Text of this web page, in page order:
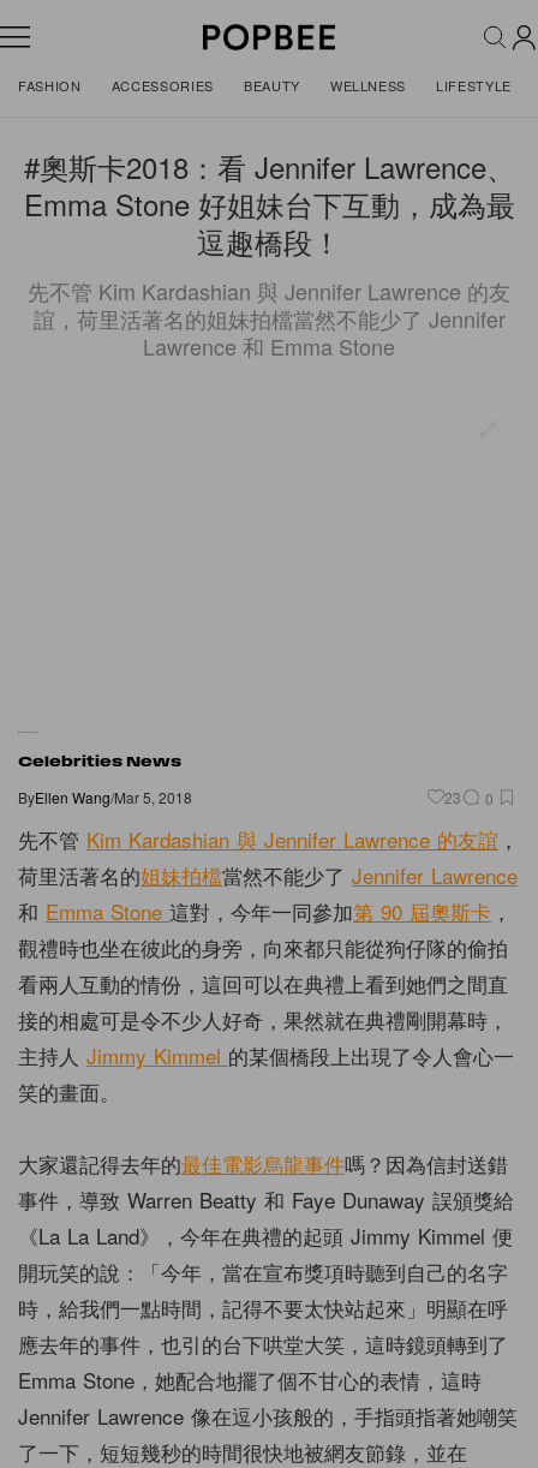
FASHION ACCESSORIES BEAUTY WELLNESS LIFESTYLE
#奧斯卡2018：看 Jennifer Lawrence、
Emma Stone 好姐妹台下互動，成為最
逗趣橋段！
先不管 Kim Kardashian 與 Jennifer Lawrence 的友
誼，荷里活著名的姐妹拍檔當然不能少了 Jennifer
Lawrence 和 Emma Stone
Celebrities News
ByEllen Wang/Mar 5, 2018 23 0
先不管 Kim Kardashian 與 Jennifer Lawrence 的友誼 ，
荷里活著名的姐妹拍檔當然不能少了 Jennifer Lawrence
和 Emma Stone 這對，今年一同參加第 90 屆奧斯卡 ，
觀禮時也坐在彼此的身旁，向來都只能從狗仔隊的偷拍
看兩人互動的情份，這回可以在典禮上看到她們之間直
接的相處可是令不少人好奇，果然就在典禮剛開幕時，
主持人 Jimmy Kimmel 的某個橋段上出現了令人會心一
笑的畫面。
大家還記得去年的最佳電影烏龍事件嗎？因為信封送錯
事件，導致 Warren Beatty 和 Faye Dunaway 誤頒獎給
《La La Land》，今年在典禮的起頭 Jimmy Kimmel 便
開玩笑的說：「今年，當在宣布獎項時聽到自己的名字
時，給我們一點時間，記得不要太快站起來」明顯在呼
應去年的事件，也引的台下哄堂大笑，這時鏡頭轉到了
Emma Stone，她配合地擺了個不甘心的表情，這時
Jennifer Lawrence 像在逗小孩般的，手指頭指著她嘲笑
了一下，短短幾秒的時間很快地被網友節錄，並在